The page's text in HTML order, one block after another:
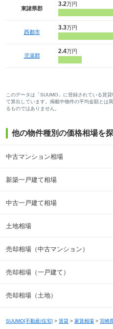
東諸県郡
3.2万円
西都市
3.3万円
児湯郡
2.4万円
このデータは「SUUMO」に登録されている賃
て算出しています。掲載中物件の平均金額とは
るものではありません。
他の物件種別の価格相場を
中古マンション相場
新築一戸建て相場
中古一戸建て相場
土地相場
売却相場（中古マンション）
売却相場（一戸建て）
売却相場（土地）
SUUMO[不動産/住宅] > 賃貸 > 家賃相場 > 宮崎